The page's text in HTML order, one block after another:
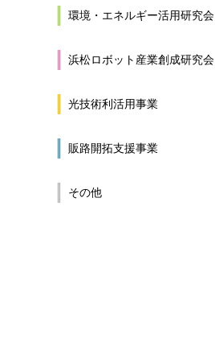
環境・エネルギー活用研究会
浜松ロボット産業創成研究会
光技術利活用事業
販路開拓支援事業
その他